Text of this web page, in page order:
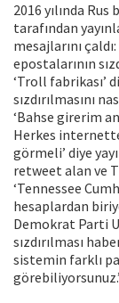
2016 yılında
tarafından
mesajlarını
epostalarının
‘Troll fabrikası’
sızdırılmasını
‘Bahse girerim
Herkes
görmeli’ diye
retweet alan ve
‘Tennessee
hesaplardan
Demokrat Parti
sızdırılması
sistemin farklı